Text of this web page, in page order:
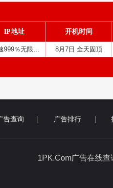
IP地址 开机时间
██满速999％无限合██ 8月7日 全天固顶
告查询 广告排行
1PK.Com广告在